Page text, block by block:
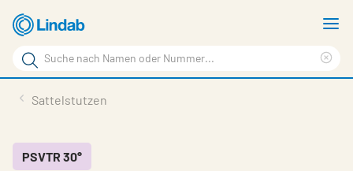
Zum
Hauptinhalt
springen
Suchbegriff
Seite
durchsuchen
Wissen & Service
Sattelstutzen
PSVTR 30°